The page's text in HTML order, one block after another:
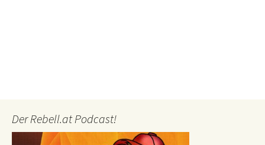
Der Rebell.at Podcast!